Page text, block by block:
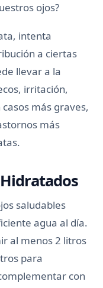
ojos?
intenta
a ciertas
llevar a la
irritación,
más graves,
más
saludables
agua al día.
al menos 2 litros
para
con